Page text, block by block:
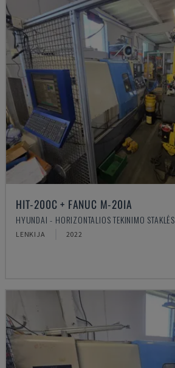
HIT-200C + FANUC M-20IA
HYUNDAI - HORIZONTALIOS TEKINIMO STAKLĖS
LENKIJA 2022